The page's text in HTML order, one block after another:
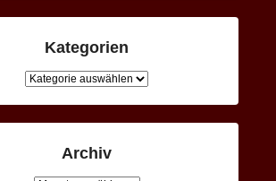
Kategorien
Kategorien
Archiv